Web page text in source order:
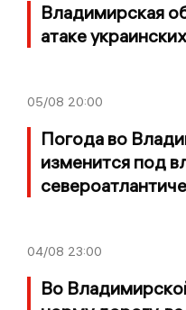
Владимирская
атаке
05/08 20:00
Погода во
изменится под
04/08 23:00
Во